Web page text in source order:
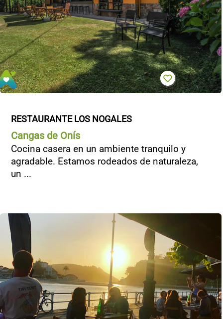
RESTAURANTE LOS NOGALES
Cangas de Onís
Cocina casera en un ambiente tranquilo y
agradable. Estamos rodeados de naturaleza,
un ...